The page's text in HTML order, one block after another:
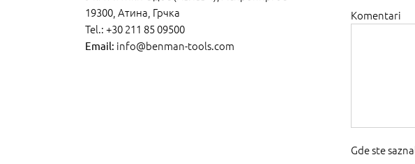
19300, Атина, Грчка
Tel.: +30 211 85 09500
Email: info@benman-tools.com
Komentari
Gde ste